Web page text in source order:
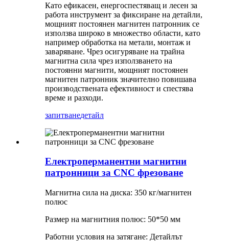
Като ефикасен, енергоспестяващ и лесен за
работа инструмент за фиксиране на детайли,
мощният постоянен магнитен патронник се
използва широко в множество области, като
например обработка на метали, монтаж и
заваряване. Чрез осигуряване на трайна
магнитна сила чрез използването на
постоянни магнити, мощният постоянен
магнитен патронник значително повишава
производствената ефективност и спестява
време и разходи.
запитванедетайл
Електроперманентни магнитни
патронници за CNC фрезоване
Магнитна сила на диска: 350 кг/магнитен
полюс
Размер на магнитния полюс: 50*50 мм
Работни условия на затягане: Детайлът